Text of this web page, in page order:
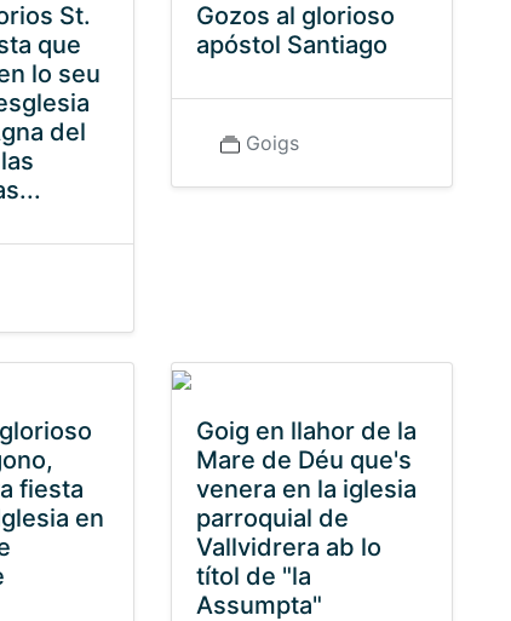
St.
que
lo seu
del
Gozos al glorioso
apóstol Santiago
Goigs
fiesta
en
Goig en llahor de la
Mare de Déu que's
venera en la iglesia
parroquial de
Vallvidrera ab lo
títol de "la
Assumpta"